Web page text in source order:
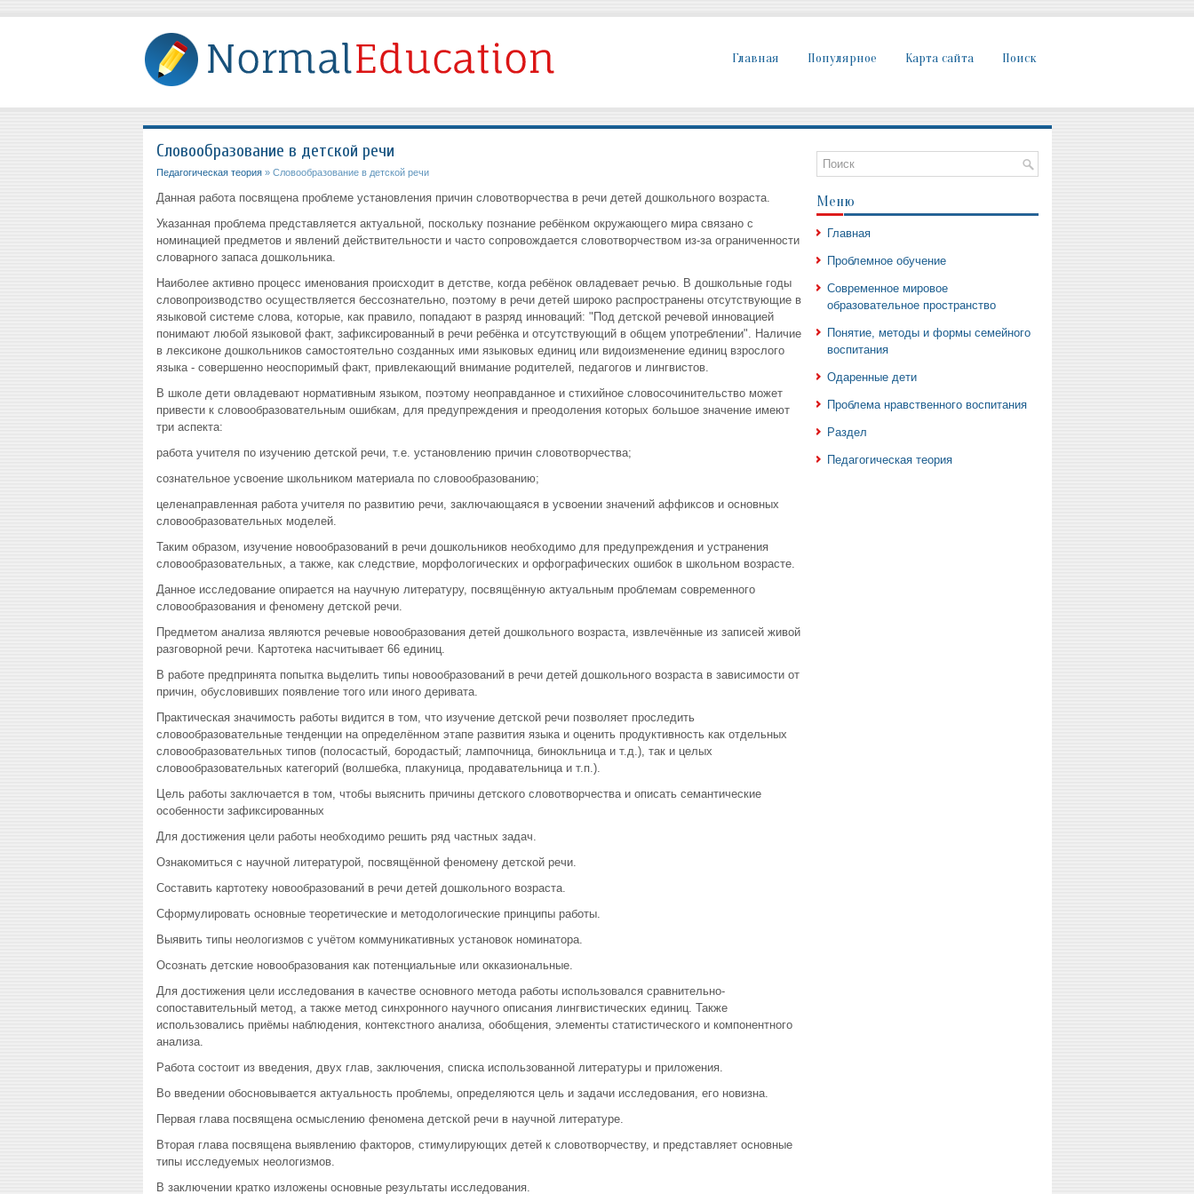
Главная Популярное Карта сайта Поиск
Словообразование в детской речи
Педагогическая теория» Словообразование в детской речи
Данная работа посвящена проблеме установления причин словотворчества в речи детей дошкольного возраста.
Указанная проблема представляется актуальной, поскольку познание ребёнком окружающего мира связано с
номинацией предметов и явлений действительности и часто сопровождается словотворчеством из-за ограниченности
словарного запаса дошкольника.
Наиболее активно процесс именования происходит в детстве, когда ребёнок овладевает речью. В дошкольные годы
словопроизводство осуществляется бессознательно, поэтому в речи детей широко распространены отсутствующие в
языковой системе слова, которые, как правило, попадают в разряд инноваций: "Под детской речевой инновацией
понимают любой языковой факт, зафиксированный в речи ребёнка и отсутствующий в общем употреблении". Наличие
в лексиконе дошкольников самостоятельно созданных ими языковых единиц или видоизменение единиц взрослого
языка - совершенно неоспоримый факт, привлекающий внимание родителей, педагогов и лингвистов.
В школе дети овладевают нормативным языком, поэтому неоправданное и стихийное словосочинительство может
привести к словообразовательным ошибкам, для предупреждения и преодоления которых большое значение имеют
три аспекта:
работа учителя по изучению детской речи, т.е. установлению причин словотворчества;
сознательное усвоение школьником материала по словообразованию;
целенаправленная работа учителя по развитию речи, заключающаяся в усвоении значений аффиксов и основных
словообразовательных моделей.
Таким образом, изучение новообразований в речи дошкольников необходимо для предупреждения и устранения
словообразовательных, а также, как следствие, морфологических и орфографических ошибок в школьном возрасте.
Данное исследование опирается на научную литературу, посвящённую актуальным проблемам современного
словообразования и феномену детской речи.
Предметом анализа являются речевые новообразования детей дошкольного возраста, извлечённые из записей живой
разговорной речи. Картотека насчитывает 66 единиц.
В работе предпринята попытка выделить типы новообразований в речи детей дошкольного возраста в зависимости от
причин, обусловивших появление того или иного деривата.
Практическая значимость работы видится в том, что изучение детской речи позволяет проследить
словообразовательные тенденции на определённом этапе развития языка и оценить продуктивность как отдельных
словообразовательных типов (полосастый, бородастый; лампочница, бинокльница и т.д.), так и целых
словообразовательных категорий (волшебка, плакуница, продавательница и т.п.).
Цель работы заключается в том, чтобы выяснить причины детского словотворчества и описать семантические
особенности зафиксированных
Для достижения цели работы необходимо решить ряд частных задач.
Ознакомиться с научной литературой, посвящённой феномену детской речи.
Составить картотеку новообразований в речи детей дошкольного возраста.
Сформулировать основные теоретические и методологические принципы работы.
Выявить типы неологизмов с учётом коммуникативных установок номинатора.
Осознать детские новообразования как потенциальные или окказиональные.
Для достижения цели исследования в качестве основного метода работы использовался сравнительно-
сопоставительный метод, а также метод синхронного научного описания лингвистических единиц. Также
использовались приёмы наблюдения, контекстного анализа, обобщения, элементы статистического и компонентного
анализа.
Работа состоит из введения, двух глав, заключения, списка использованной литературы и приложения.
Во введении обосновывается актуальность проблемы, определяются цель и задачи исследования, его новизна.
Первая глава посвящена осмыслению феномена детской речи в научной литературе.
Вторая глава посвящена выявлению факторов, стимулирующих детей к словотворчеству, и представляет основные
типы исследуемых неологизмов.
В заключении кратко изложены основные результаты исследования.
Меню
Главная
Проблемное обучение
Современное мировое
образовательное пространство
Понятие, методы и формы семейного
воспитания
Одаренные дети
Проблема нравственного воспитания
Раздел
Педагогическая теория